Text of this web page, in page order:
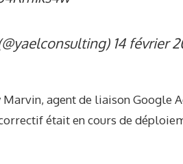
14 février
agent de liaison Google
était en cours de